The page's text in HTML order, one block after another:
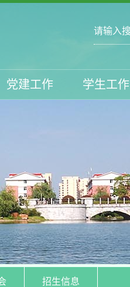
党建工作 学生工作
招生信息